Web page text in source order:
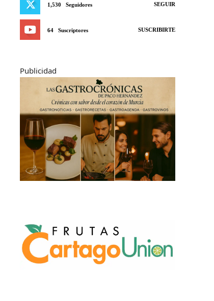
1,530 Seguidores SEGUIR
64 Suscriptores SUSCRIBIRTE
Publicidad